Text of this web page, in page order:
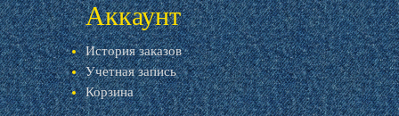
Аккаунт
История заказов
Учетная запись
Корзина